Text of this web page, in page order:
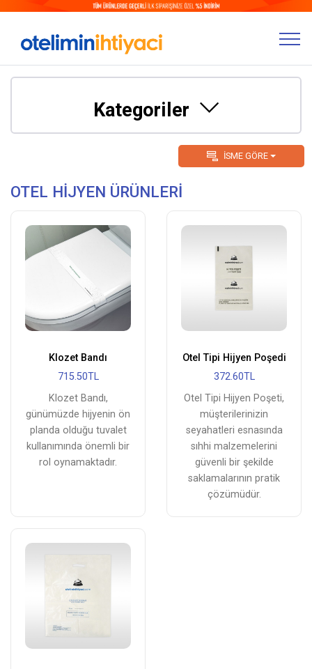
Kategoriler
İSME GÖRE
OTEL HİJYEN ÜRÜNLERİ
Klozet Bandı
715.50TL
Klozet Bandı,
günümüzde hijyenin ön
planda olduğu tuvalet
kullanımında önemli bir
rol oynamaktadır.
Otel Tipi Hijyen Poşedi
372.60TL
Otel Tipi Hijyen Poşeti,
müşterilerinizin
seyahatleri esnasında
sıhhi malzemelerini
güvenli bir şekilde
saklamalarının pratik
çözümüdür.